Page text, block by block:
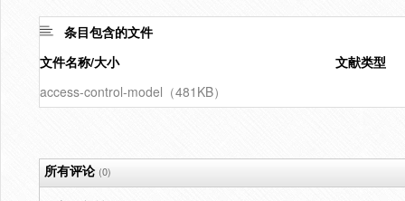
条目包含的文件
文件名称/大小
文献类型
access-control-model（481KB）
所有评论(0)